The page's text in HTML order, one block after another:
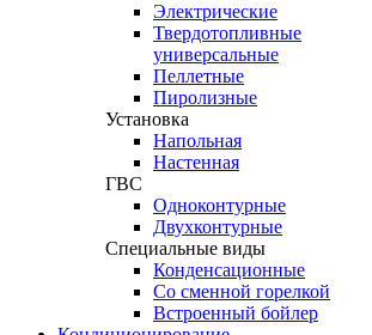
Электрические
Твердотопливные
универсальные
Пеллетные
Пиролизные
Установка
Напольная
Настенная
ГВС
Одноконтурные
Двухконтурные
Специальные виды
Конденсационные
Со сменной горелкой
Встроенный бойлер